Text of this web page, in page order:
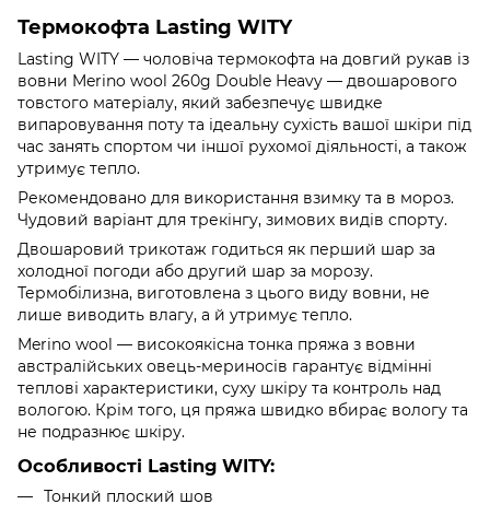
Термокофта Lasting WITY
Lasting WITY — чоловіча термокофта на довгий рукав із
вовни Merino wool 260g Double Heavy — двошарового
товстого матеріалу, який забезпечує швидке
випаровування поту та ідеальну сухість вашої шкіри під
час занять спортом чи іншої рухомої діяльності, а також
утримує тепло.
Рекомендовано для використання взимку та в мороз.
Чудовий варіант для трекінгу, зимових видів спорту.
Двошаровий трикотаж годиться як перший шар за
холодної погоди або другий шар за морозу.
Термобілизна, виготовлена з цього виду вовни, не
лише виводить влагу, а й утримує тепло.
Merino wool — високоякісна тонка пряжа з вовни
австралійських овець-мериносів гарантує відмінні
теплові характеристики, суху шкіру та контроль над
вологою. Крім того, ця пряжа швидко вбирає вологу та
не подразнює шкіру.
Особливості Lasting WITY:
Тонкий плоский шов